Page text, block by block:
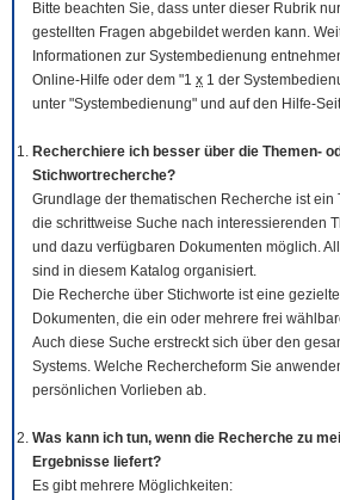
Bitte beachten Sie, dass unter dieser Rubrik
gestellten Fragen abgebildet werden kann.
Informationen zur Systembedienung
Online-Hilfe oder dem "1 x 1 der
unter "Systembedienung" und auf den Hilfe-
Recherchiere ich besser über die Themen-
Stichwortrecherche?
Grundlage der thematischen Recherche ist ein
die schrittweise Suche nach interessierenden
und dazu verfügbaren Dokumenten möglich.
sind in diesem Katalog organisiert.
Die Recherche über Stichworte ist eine
Dokumenten, die ein oder mehrere frei
Auch diese Suche erstreckt sich über den
Systems. Welche Rechercheform Sie
persönlichen Vorlieben ab.
Was kann ich tun, wenn die Recherche zu
Ergebnisse liefert?
Es gibt mehrere Möglichkeiten: